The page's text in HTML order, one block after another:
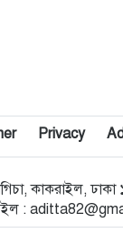
১১
Privacy
কাকরাইল,
: